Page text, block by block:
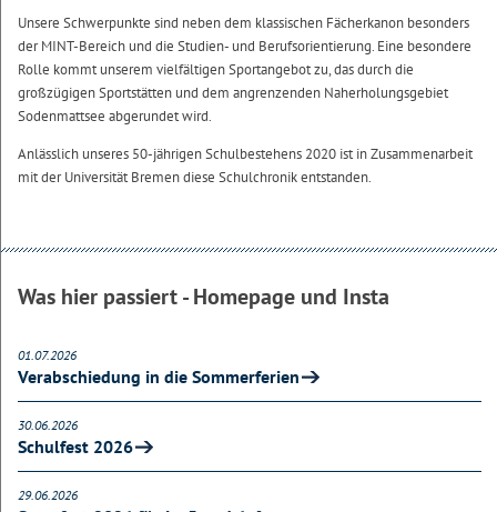
Unsere Schwerpunkte sind neben dem klassischen Fächerkanon besonders
der MINT-Bereich und die Studien- und Berufsorientierung. Eine besondere
Rolle kommt unserem vielfältigen Sportangebot zu, das durch die
großzügigen Sportstätten und dem angrenzenden Naherholungsgebiet
Sodenmattsee abgerundet wird.
Anlässlich unseres 50-jährigen Schulbestehens 2020 ist in Zusammenarbeit
mit der Universität Bremen diese Schulchronik entstanden.
Was hier passiert - Homepage und Insta
01.07.2026
Verabschiedung in die Sommerferien
30.06.2026
Schulfest 2026
29.06.2026